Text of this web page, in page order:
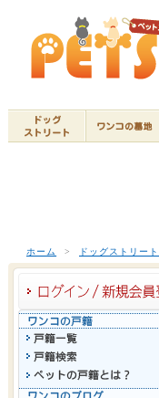
ホーム > ドッグストリート